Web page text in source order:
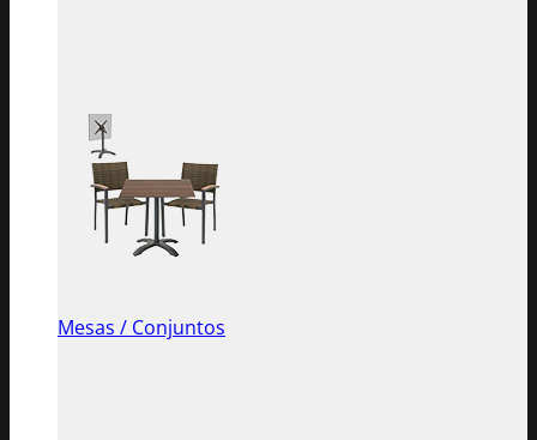
Mesas / Conjuntos